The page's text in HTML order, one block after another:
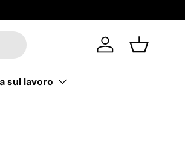
AccediCestino
sul lavoro